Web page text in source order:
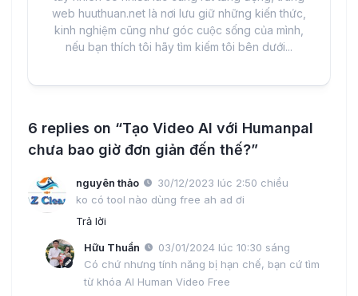
web huuthuan.net là nơi lưu giữ những kiến thức,
kinh nghiệm cũng như góc cuộc sống của mình,
nếu bạn thích tôi hãy tìm kiếm tôi bên dưới...
6 replies on “Tạo Video AI với Humanpal
chưa bao giờ đơn giản đến thế?”
nguyên thảo
30/12/2023 lúc 2:50 chiều
ko có tool nào dùng free ah ad ơi
Trả lời
Hữu Thuần
03/01/2024 lúc 10:30 sáng
Có chứ nhưng tính năng bị hạn chế, bạn cứ tìm
từ khóa AI Human Video Free